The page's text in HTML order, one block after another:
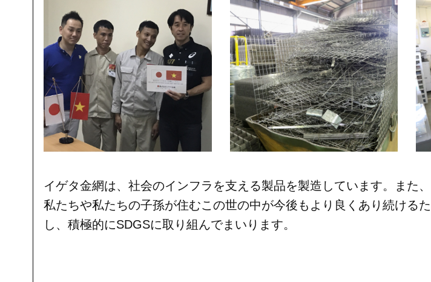
イゲタ金網は、社会のインフラを支える製品を製造しています。また
私たちや私たちの子孫が住むこの世の中が今後もより良くあり続ける
し、積極的にSDGSに取り組んでまいります。